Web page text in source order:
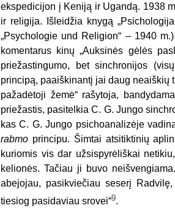
ekspedicijon į Keniją ir Ugandą. 1938
ir religija. Išleidžia knygą
„Psychologie und Religion“ –1940
komentarus kinų „Auksinės gėlės
priežastingumo, bet sinchronijos
principą, paaiškinantį jai daug neaiškių
pažadėtoji žemė“ rašytoja,
priežastis, pasitelkia C. G. Jungo
kas C. G. Jungo psichoanalizėje
rabmo principu. Šimtai atsitiktinių
kuriomis vis dar užsispyrėliškai
kelionės. Tačiau ji buvo
abejojau, pasikviečiau seserį
tiesiog pasidaviau srovei“9.